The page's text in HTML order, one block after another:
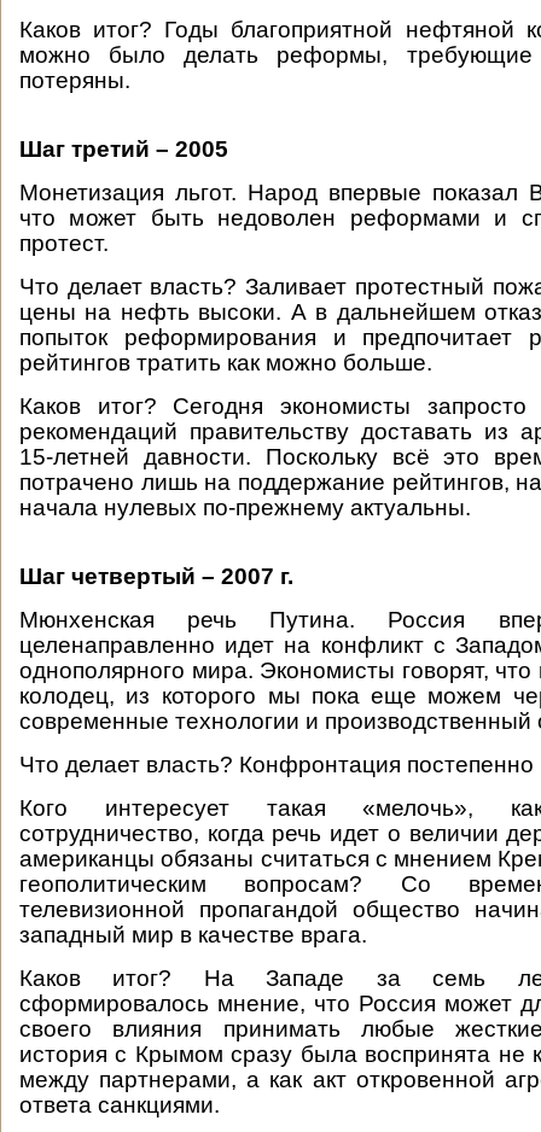
Каков итог? Годы благоприятной нефтяной
можно было делать реформы, требующие
потеряны.
Шаг третий – 2005
Монетизация льгот. Народ впервые показал
что может быть недоволен реформами и
протест.
Что делает власть? Заливает протестный
цены на нефть высоки. А в дальнейшем
попыток реформирования и предпочитает
рейтингов тратить как можно больше.
Каков итог? Сегодня экономисты запросто
рекомендаций правительству доставать из
15-летней давности. Поскольку всё это
потрачено лишь на поддержание рейтингов,
начала нулевых по-прежнему актуальны.
Шаг четвертый – 2007 г.
Мюнхенская речь Путина. Россия
целенаправленно идет на конфликт с
однополярного мира. Экономисты говорят, что
колодец, из которого мы пока еще можем
современные технологии и производственный
Что делает власть? Конфронтация
Кого интересует такая «мелочь»,
сотрудничество, когда речь идет о величии
американцы обязаны считаться с мнением
геополитическим вопросам? Со
телевизионной пропагандой общество
западный мир в качестве врага.
Каков итог? На Западе за семь
сформировалось мнение, что Россия может
своего влияния принимать любые
история с Крымом сразу была воспринята не
между партнерами, а как акт откровенной
ответа санкциями.